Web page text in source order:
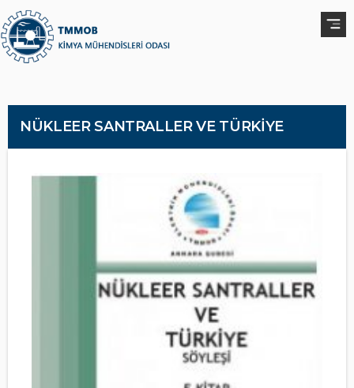
NÜKLEER SANTRALLER VE TÜRKİYE